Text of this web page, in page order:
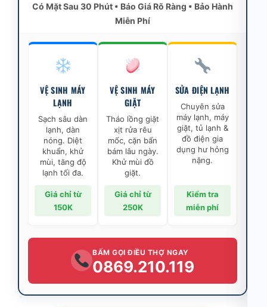
Có Mặt Sau 30 Phút • Báo Giá Rõ Ràng • Bảo Hành
Miễn Phí
VỆ SINH MÁY
LẠNH
Sạch sâu dàn
lạnh, dàn
nóng. Diệt
khuẩn, khử
mùi, tăng độ
lạnh tối đa.
Giá chỉ từ
150K
VỆ SINH MÁY
GIẶT
Tháo lồng giặt
xịt rửa rêu
mốc, cặn bẩn
bám lâu ngày.
Khử mùi đồ
giặt.
Giá chỉ từ
250K
SỬA ĐIỆN LẠNH
Chuyên sửa
máy lạnh, máy
giặt, tủ lạnh &
đồ điện gia
dụng hư hỏng
nặng.
Kiểm tra
miễn phí
BẤM GỌI ĐIỀU THỢ NGAY
0869.210.119